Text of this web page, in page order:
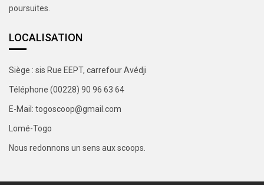
poursuites.
LOCALISATION
Siège : sis Rue EEPT, carrefour Avédji
Téléphone (00228) 90 96 63 64
E-Mail: togoscoop@gmail.com
Lomé-Togo
Nous redonnons un sens aux scoops.